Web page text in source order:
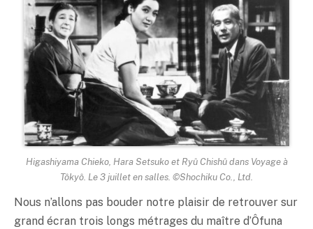
Higashiyama Chieko, Hara Setsuko et Ryû Chishû dans Voyage à
Tôkyô. Le 3 juillet en salles. ©Shochiku Co., Ltd.
Nous n’allons pas bouder notre plaisir de retrouver sur
grand écran trois longs métrages du maître d’Ôfuna